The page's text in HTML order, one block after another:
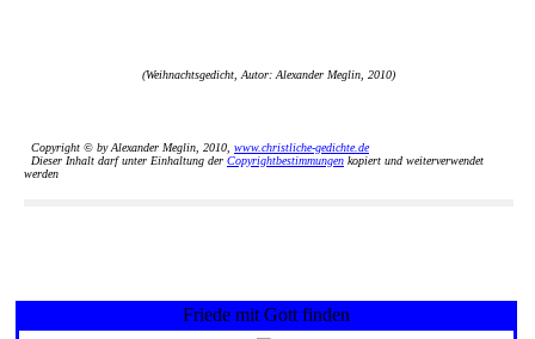
(Weihnachtsgedicht, Autor: Alexander Meglin, 2010)
Copyright © by Alexander Meglin, 2010, www.christliche-gedichte.de
Dieser Inhalt darf unter Einhaltung der Copyrightbestimmungen kopiert und weiterverwendet
werden
Friede mit Gott finden